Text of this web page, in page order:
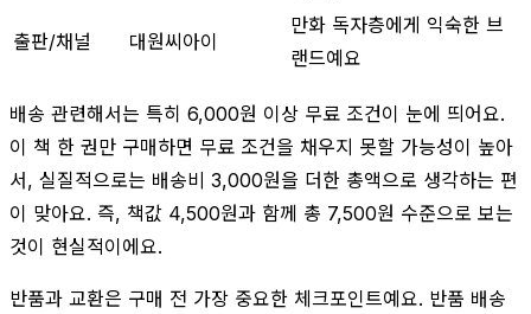
출판/채널 대원씨아이
만화 독자층에게 익숙한 브
랜드예요
배송 관련해서는 특히 6,000원 이상 무료 조건이 눈에 띄어요.
이 책 한 권만 구매하면 무료 조건을 채우지 못할 가능성이 높아
서, 실질적으로는 배송비 3,000원을 더한 총액으로 생각하는 편
이 맞아요. 즉, 책값 4,500원과 함께 총 7,500원 수준으로 보는
것이 현실적이에요.
반품과 교환은 구매 전 가장 중요한 체크포인트예요. 반품 배송